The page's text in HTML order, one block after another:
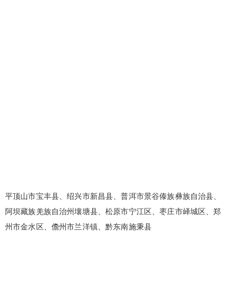
平顶山市宝丰县、绍兴市新昌县、普洱市景谷傣族彝族自治县、
阿坝藏族羌族自治州壤塘县、松原市宁江区、枣庄市峄城区、郑
州市金水区、儋州市兰洋镇、黔东南施秉县